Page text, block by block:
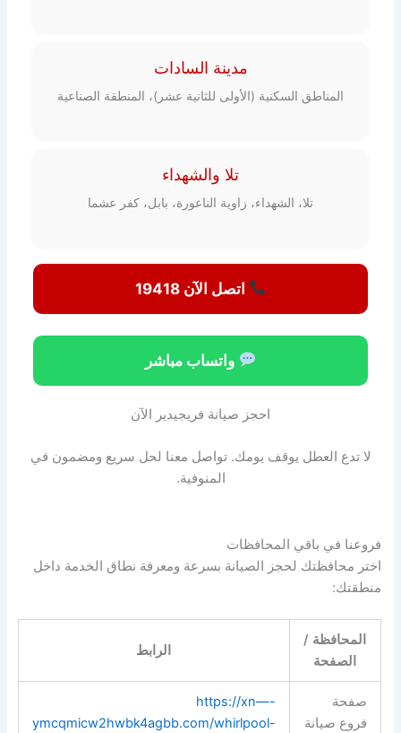
مدينة السادات
المناطق السكنية (الأولى للثانية عشر)، المنطقة الصناعية
تلا والشهداء
تلا، الشهداء، زاوية الناعورة، بابل، كفر عشما
اتصل الآن 19418
واتساب مباشر
احجز صيانة فريجيدير الآن
لا تدع العطل يوقف يومك. تواصل معنا لحل سريع ومضمون في
المنوفية.
فروعنا في باقي المحافظات
اختر محافظتك لحجز الصيانة بسرعة ومعرفة نطاق الخدمة داخل
منطقتك:
المحافظة /
الصفحة
الرابط
صفحة
فروع صيانة
https://xn—-
ymcqmicw2hwbk4agbb.com/whirlpool-